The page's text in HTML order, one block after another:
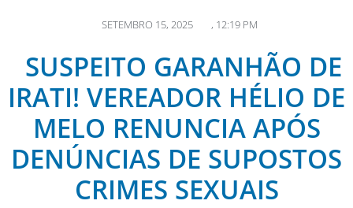
SETEMBRO 15, 2025 , 12:19 PM
SUSPEITO GARANHÃO DE
IRATI! VEREADOR HÉLIO DE
MELO RENUNCIA APÓS
DENÚNCIAS DE SUPOSTOS
CRIMES SEXUAIS